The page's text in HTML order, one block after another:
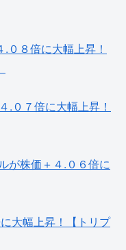
８倍に大幅上昇！
０７倍に大幅上昇！
が株価＋４.０６倍に
大幅上昇！【トリプ